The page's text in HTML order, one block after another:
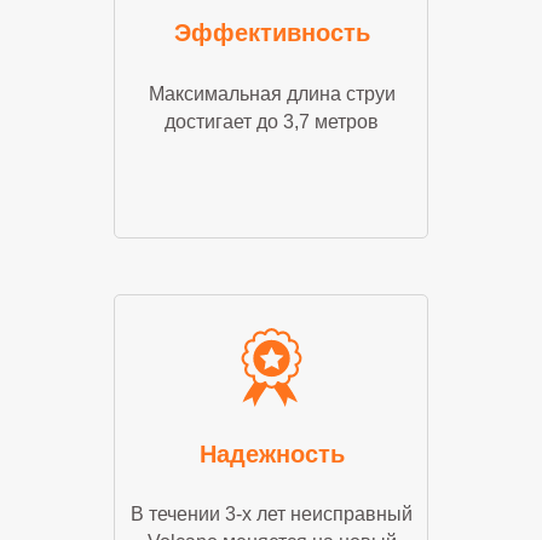
Эффективность
Надежность
Максимальная длина струи
достигает до 3,7 метров
В течении 3-х лет неисправный